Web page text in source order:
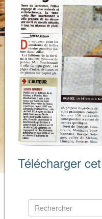
Télécharger